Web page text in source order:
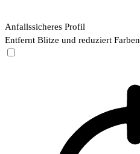
Anfallssicheres Profil
Entfernt Blitze und reduziert Farben